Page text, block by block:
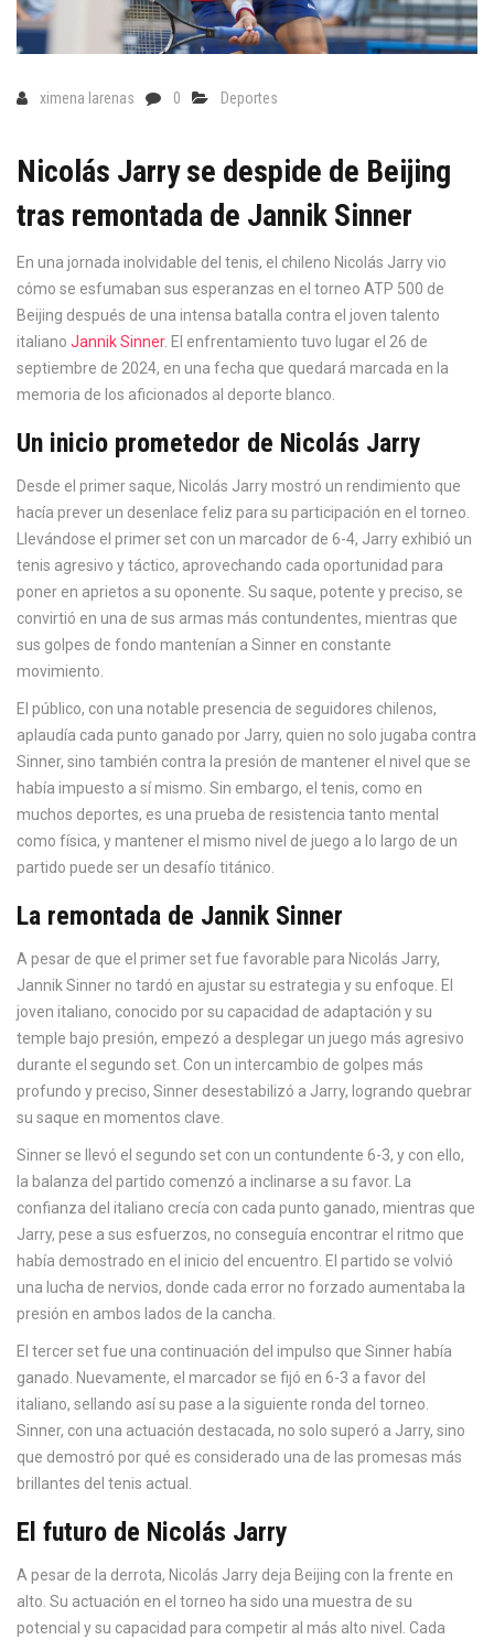
ximena larenas 0 Deportes
Nicolás Jarry se despide de Beijing
tras remontada de Jannik Sinner
En una jornada inolvidable del tenis, el chileno Nicolás Jarry vio
cómo se esfumaban sus esperanzas en el torneo ATP 500 de
Beijing después de una intensa batalla contra el joven talento
italiano Jannik Sinner. El enfrentamiento tuvo lugar el 26 de
septiembre de 2024, en una fecha que quedará marcada en la
memoria de los aficionados al deporte blanco.
Un inicio prometedor de Nicolás Jarry
Desde el primer saque, Nicolás Jarry mostró un rendimiento que
hacía prever un desenlace feliz para su participación en el torneo.
Llevándose el primer set con un marcador de 6-4, Jarry exhibió un
tenis agresivo y táctico, aprovechando cada oportunidad para
poner en aprietos a su oponente. Su saque, potente y preciso, se
convirtió en una de sus armas más contundentes, mientras que
sus golpes de fondo mantenían a Sinner en constante
movimiento.
El público, con una notable presencia de seguidores chilenos,
aplaudía cada punto ganado por Jarry, quien no solo jugaba contra
Sinner, sino también contra la presión de mantener el nivel que se
había impuesto a sí mismo. Sin embargo, el tenis, como en
muchos deportes, es una prueba de resistencia tanto mental
como física, y mantener el mismo nivel de juego a lo largo de un
partido puede ser un desafío titánico.
La remontada de Jannik Sinner
A pesar de que el primer set fue favorable para Nicolás Jarry,
Jannik Sinner no tardó en ajustar su estrategia y su enfoque. El
joven italiano, conocido por su capacidad de adaptación y su
temple bajo presión, empezó a desplegar un juego más agresivo
durante el segundo set. Con un intercambio de golpes más
profundo y preciso, Sinner desestabilizó a Jarry, logrando quebrar
su saque en momentos clave.
Sinner se llevó el segundo set con un contundente 6-3, y con ello,
la balanza del partido comenzó a inclinarse a su favor. La
confianza del italiano crecía con cada punto ganado, mientras que
Jarry, pese a sus esfuerzos, no conseguía encontrar el ritmo que
había demostrado en el inicio del encuentro. El partido se volvió
una lucha de nervios, donde cada error no forzado aumentaba la
presión en ambos lados de la cancha.
El tercer set fue una continuación del impulso que Sinner había
ganado. Nuevamente, el marcador se fijó en 6-3 a favor del
italiano, sellando así su pase a la siguiente ronda del torneo.
Sinner, con una actuación destacada, no solo superó a Jarry, sino
que demostró por qué es considerado una de las promesas más
brillantes del tenis actual.
El futuro de Nicolás Jarry
A pesar de la derrota, Nicolás Jarry deja Beijing con la frente en
alto. Su actuación en el torneo ha sido una muestra de su
potencial y su capacidad para competir al más alto nivel. Cada